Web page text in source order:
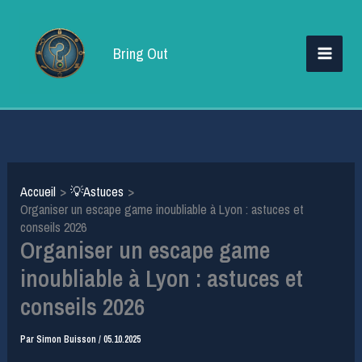
contenu
Bring Out
Accueil
💡Astuces
Organiser un escape game inoubliable à Lyon : astuces et
conseils 2026
Organiser un escape game
inoubliable à Lyon : astuces et
conseils 2026
ParSimon Buisson/05.10.2025